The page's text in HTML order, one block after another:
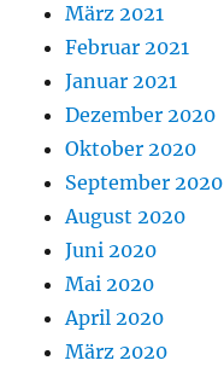
März 2021
Februar 2021
Januar 2021
Dezember 2020
Oktober 2020
September 2020
August 2020
Juni 2020
Mai 2020
April 2020
März 2020